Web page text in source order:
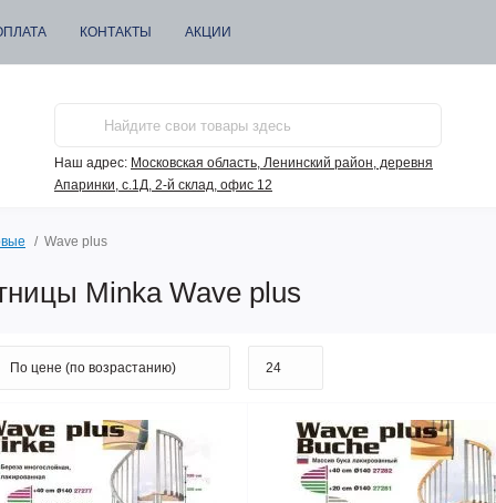
КОНТАКТЫ АКЦИИ
Наш адрес: Московская область, Ленинский район, деревня
Апаринки, с.1Д, 2-й склад, офис 12
Wave plus
Minka Wave plus